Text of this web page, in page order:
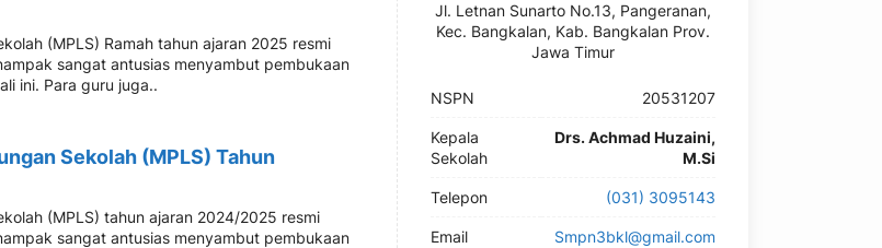
(MPLS) Ramah tahun ajaran 2025 resmi
sangat antusias menyambut pembukaan
ini. Para guru juga..
Sekolah (MPLS) Tahun
(MPLS) tahun ajaran 2024/2025 resmi
sangat antusias menyambut pembukaan
Jl. Letnan Sunarto No.13, Pangeranan,
Kec. Bangkalan, Kab. Bangkalan Prov.
Jawa Timur
NSPN 20531207
Kepala
Sekolah
Drs. Achmad Huzaini,
M.Si
Telepon (031) 3095143
Email Smpn3bkl@gmail.com